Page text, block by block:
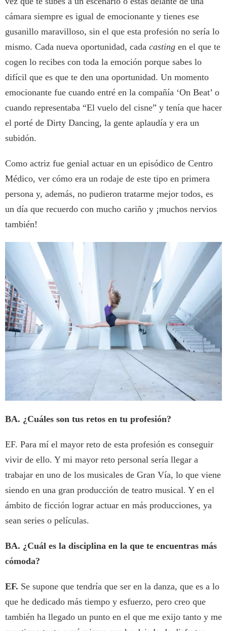
cámara siempre es igual de emocionante y tienes ese
gusanillo maravilloso, sin el que esta profesión no sería lo
mismo. Cada nueva oportunidad, cada casting en el que te
cogen lo recibes con toda la emoción porque sabes lo
difícil que es que te den una oportunidad. Un momento
emocionante fue cuando entré en la compañía ‘On Beat’ o
cuando representaba “El vuelo del cisne” y tenía que hacer
el porté de Dirty Dancing, la gente aplaudía y era un
subidón.
Como actriz fue genial actuar en un episódico de Centro
Médico, ver cómo era un rodaje de este tipo en primera
persona y, además, no pudieron tratarme mejor todos, es
un día que recuerdo con mucho cariño y ¡muchos nervios
también!
BA. ¿Cuáles son tus retos en tu profesión?
EF. Para mí el mayor reto de esta profesión es conseguir
vivir de ello. Y mi mayor reto personal sería llegar a
trabajar en uno de los musicales de Gran Vía, lo que viene
siendo en una gran producción de teatro musical. Y en el
ámbito de ficción lograr actuar en más producciones, ya
sean series o películas.
BA. ¿Cuál es la disciplina en la que te encuentras más
cómoda?
EF. Se supone que tendría que ser en la danza, que es a lo
que he dedicado más tiempo y esfuerzo, pero creo que
también ha llegado un punto en el que me exijo tanto y me